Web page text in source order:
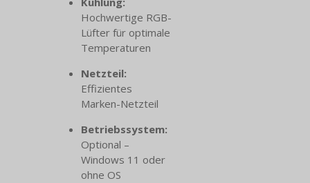
Hochwertige RGB-
Lüfter für optimale
Temperaturen
Netzteil:
Effizientes
Marken-Netzteil
Betriebssystem:
Optional –
Windows 11 oder
ohne OS